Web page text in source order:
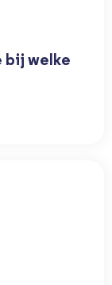
bij welke